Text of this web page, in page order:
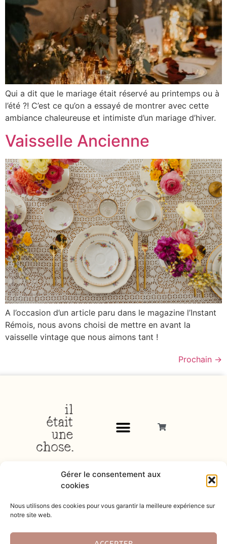
Gérer le consentement aux
cookies
Nous utilisons des cookies pour vous garantir la meilleure expérience sur
notre site web.
Qui a dit que le mariage était réservé au printemps ou à
l’été ?! C’est ce qu’on a essayé de montrer avec cette
ambiance chaleureuse et intimiste d’un mariage d’hiver.
Vaisselle Ancienne
A l’occasion d’un article paru dans le magazine l’Instant
Rémois, nous avons choisi de mettre en avant la
vaisselle vintage que nous aimons tant !
Prochain →